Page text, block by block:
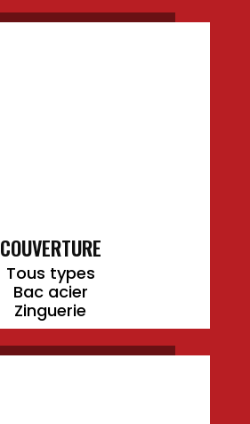
COUVERTURE
Tous types
Bac acier
Zinguerie